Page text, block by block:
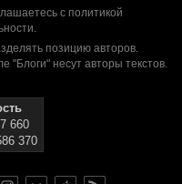
с политикой
.
позицию авторов.
"Блоги" несут авторы текстов.
660
370